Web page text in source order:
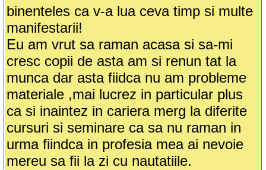
binenteles ca v-a lua ceva timp si multe
manifestarii!
Eu am vrut sa raman acasa si sa-mi
cresc copii de asta am si renun tat la
munca dar asta fiidca nu am probleme
materiale ,mai lucrez in particular plus
ca si inaintez in cariera merg la diferite
cursuri si seminare ca sa nu raman in
urma fiindca in profesia mea ai nevoie
mereu sa fii la zi cu nautatiile.